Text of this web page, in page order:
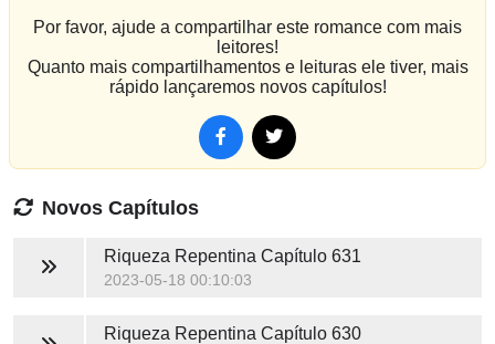
Por favor, ajude a compartilhar este romance com mais
leitores!
Quanto mais compartilhamentos e leituras ele tiver, mais
rápido lançaremos novos capítulos!
Novos Capítulos
Riqueza Repentina Capítulo 631
2023-05-18 00:10:03
Riqueza Repentina Capítulo 630